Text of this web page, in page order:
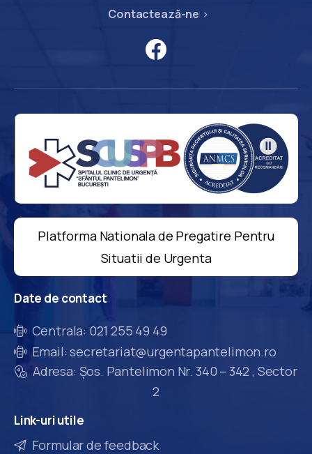
Contactează-ne
Platforma Nationala de Pregatire Pentru
Situatii de Urgenta
Date de contact
Centrala: 021 255 49 49
Email: secretariat@urgentapantelimon.ro
Adresa: Șos. Pantelimon Nr. 340 – 342 , Sector
2
Link-uriutile
Formular de feedback